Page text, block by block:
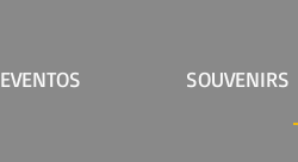
EVENTOS SOUVENIRS